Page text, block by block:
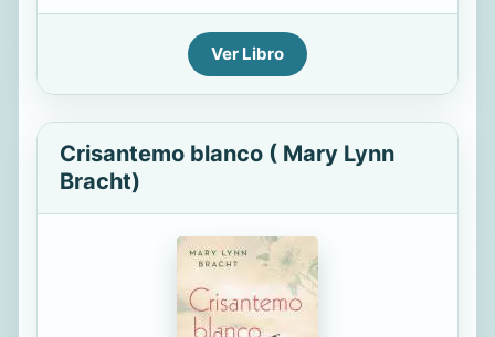
Ver Libro
Crisantemo blanco ( Mary Lynn
Bracht)